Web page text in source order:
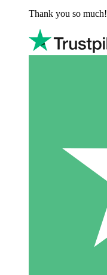
Thank you so much!